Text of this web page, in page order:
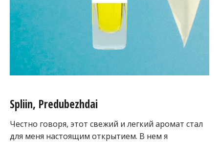
Spliin, Predubezhdai
Честно говоря, этот свежий и легкий аромат стал
для меня настоящим открытием. В нем я